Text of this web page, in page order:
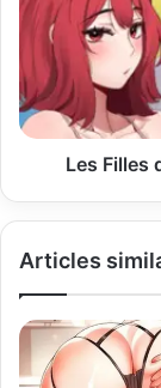
i
Les Filles
Articles